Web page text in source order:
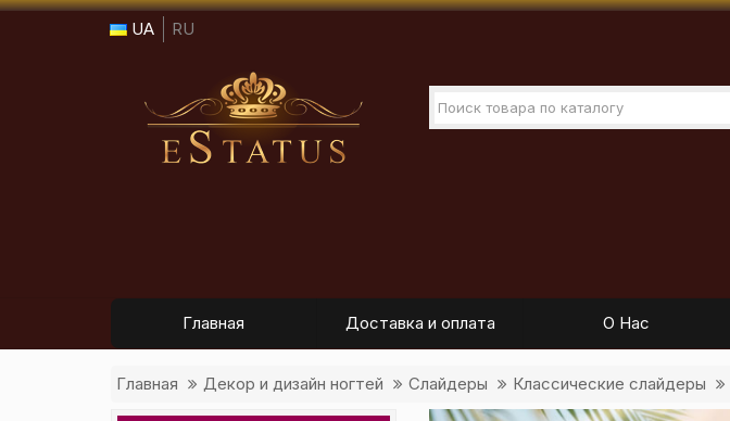
UA RU
Главная Доставка и оплата О Нас
Главная Декор и дизайн ногтей Слайдеры Классические слайдеры